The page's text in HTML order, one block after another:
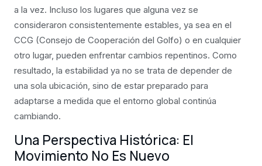
a la vez. Incluso los lugares que alguna vez se
consideraron consistentemente estables, ya sea en el
CCG (Consejo de Cooperación del Golfo) o en cualquier
otro lugar, pueden enfrentar cambios repentinos. Como
resultado, la estabilidad ya no se trata de depender de
una sola ubicación, sino de estar preparado para
adaptarse a medida que el entorno global continúa
cambiando.
Una Perspectiva Histórica: El
Movimiento No Es Nuevo